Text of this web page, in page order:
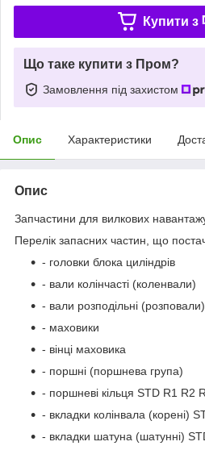
Купити з
Що таке купити з Пром?
Замовлення під захистом
Опис Характеристики
Опис
Запчастини для вилкових
Перелік запасних частин, що
- головки блока циліндрів
- вали колінчасті (коленвали)
- вали розподільні (розповали)
- маховики
- вінці маховика
- поршні (поршнева група)
- поршневі кільця STD R1 R2
- вкладки колінвала (корені)
- вкладки шатуна (шатунні)